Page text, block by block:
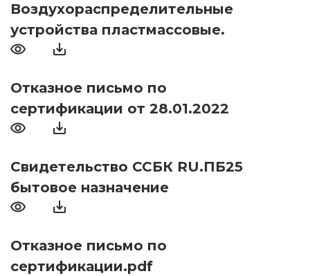
Воздухораспределительные
устройства пластмассовые.
Отказное письмо по
сертификации от 28.01.2022
Свидетельство ССБК RU.ПБ25
бытовое назначение
Отказное письмо по
сертификации.pdf